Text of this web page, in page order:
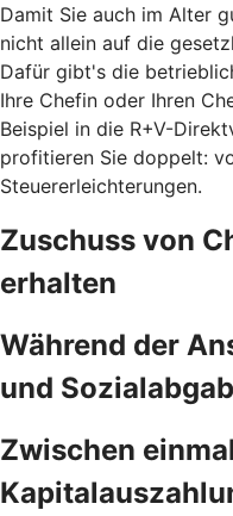
Damit Sie auch im Alter
nicht allein auf die
Dafür gibt's die
Ihre Chefin oder Ihren
Beispiel in die R+V-
profitieren Sie doppelt:
Steuererleichterungen.
Zuschuss von
erhalten
Während der
und
Zwischen